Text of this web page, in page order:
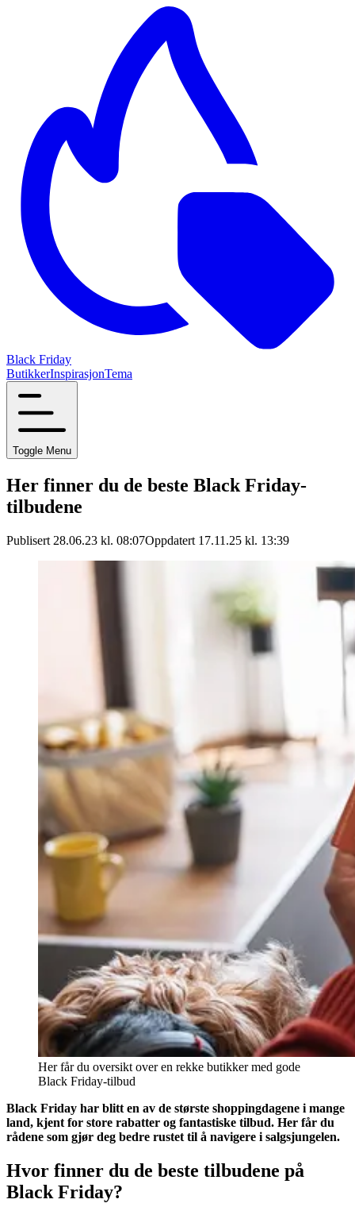
Black Friday
ButikkerInspirasjonTema
Toggle Menu
Her finner du de beste Black Friday-
tilbudene
Publisert 28.06.23 kl. 08:07Oppdatert 17.11.25 kl. 13:39
Her får du oversikt over en rekke butikker med gode
Black Friday-tilbud
Black Friday har blitt en av de største shoppingdagene i mange
land, kjent for store rabatter og fantastiske tilbud. Her får du
rådene som gjør deg bedre rustet til å navigere i salgsjungelen.
Hvor finner du de beste tilbudene på
Black Friday?